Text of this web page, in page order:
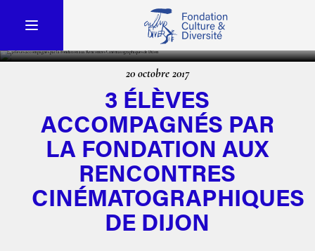
20 octobre 2017
3 ÉLÈVES
ACCOMPAGNÉS PAR
LA FONDATION AUX
RENCONTRES
CINÉMATOGRAPHIQUES
DE DIJON